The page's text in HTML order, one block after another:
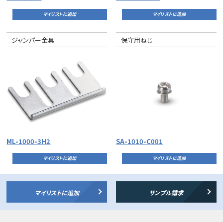
マイリストに追加 マイリストに追加
ジャンパー金具
ML-1000-3H2
マイリストに追加
保守用ねじ
SA-1010-C001
マイリストに追加
マイリストに追加 サンプル請求